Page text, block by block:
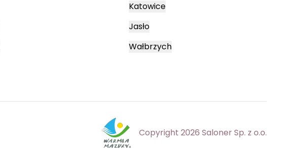
Katowice
Jasło
Wałbrzych
Copyright 2026 Saloner Sp. z o.o.